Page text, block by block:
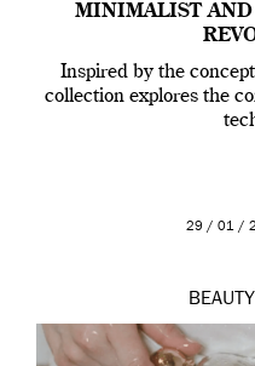
MINIMALIST AND
Inspired by the
collection explores the
29 / 01 /
BEAUTY